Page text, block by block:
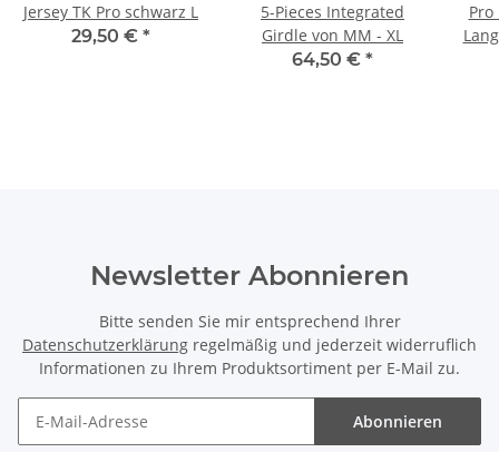
Jersey TK Pro schwarz L
29,50 € *
5-Pieces Integrated
Girdle von MM - XL
64,50 € *
Pro
Newsletter Abonnieren
Bitte senden Sie mir entsprechend Ihrer
Datenschutzerklärung regelmäßig und jederzeit widerruflich
Informationen zu Ihrem Produktsortiment per E-Mail zu.
Abonnieren